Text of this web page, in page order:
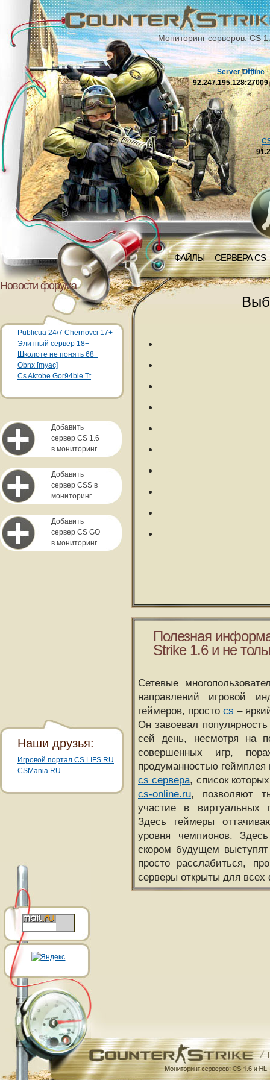
Мониторинг серверов: CS
ФАЙЛЫ СЕРВЕРА CS
Server Offline
92.247.195.128:27009
Новости форума
Publicua 24/7 Chernovci 17+
Элитный сервер 18+
Школоте не понять 68+
Obnx [myac]
Cs Aktobe Gor94bie Tt
Добавить
сервер CS 1.6
в мониторинг
Добавить
сервер CSS в
мониторинг
Добавить
сервер CS GO
в мониторинг
Полезная
Strike 1.6 и не
Сетевые
направлений игровой
геймеров, простоcs –
Он завоевал
сей день, несмотря на
совершенных игр,
продуманностью
cs сервера, список
cs-online.ru, позволяют
участие в виртуальных
Здесь геймеры
уровня чемпионов.
скором будущем
просто расслабиться,
серверы открыты для всех
Наши друзья:
Игровой портал CS.LIFS.RU
CSMania.RU